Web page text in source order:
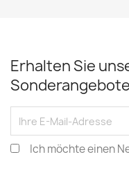
Erhalten Sie
Sonderangebote
Ich möchte einen